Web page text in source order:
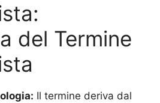
del Termine
Il termine deriva dal